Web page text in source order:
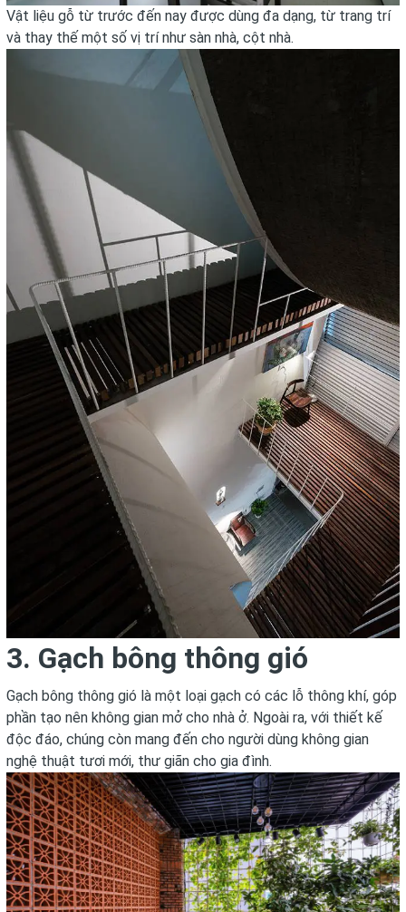
Vật liệu gỗ từ trước đến nay được dùng đa dạng, từ trang trí
và thay thế một số vị trí như sàn nhà, cột nhà.
3. Gạch bông thông gió
Gạch bông thông gió là một loại gạch có các lỗ thông khí, góp
phần tạo nên không gian mở cho nhà ở. Ngoài ra, với thiết kế
độc đáo, chúng còn mang đến cho người dùng không gian
nghệ thuật tươi mới, thư giãn cho gia đình.